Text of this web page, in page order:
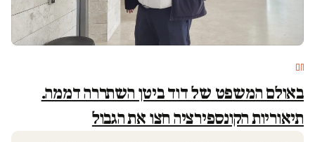
חם
באולם המשפט של דוד ביטן השתררה דממה.
תיאוריות הקונספירציה חצו את הגבול